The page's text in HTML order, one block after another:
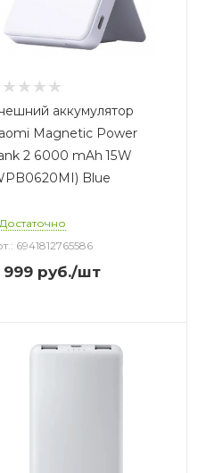
аккумулятор
Magnetic Power
2 6000 mAh 15W
Blue
Достаточно
6941812765586
999руб./шт